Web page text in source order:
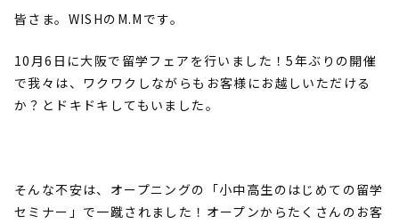
皆さま。 WISHの M.M です。
10月6 日に大阪で留学フェアを行いました！5年ぶりの開催
で我々は、ワクワクしながらもお客様にお越しいただける
か？とドキドキしてもいました。
そんな不安は、オープニングの「小中高生のはじめての留学
セミナー」で一蹴されました！オープンからたくさんのお客